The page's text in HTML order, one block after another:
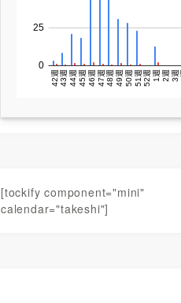
[tockify component="mini"
calendar="takeshi"]